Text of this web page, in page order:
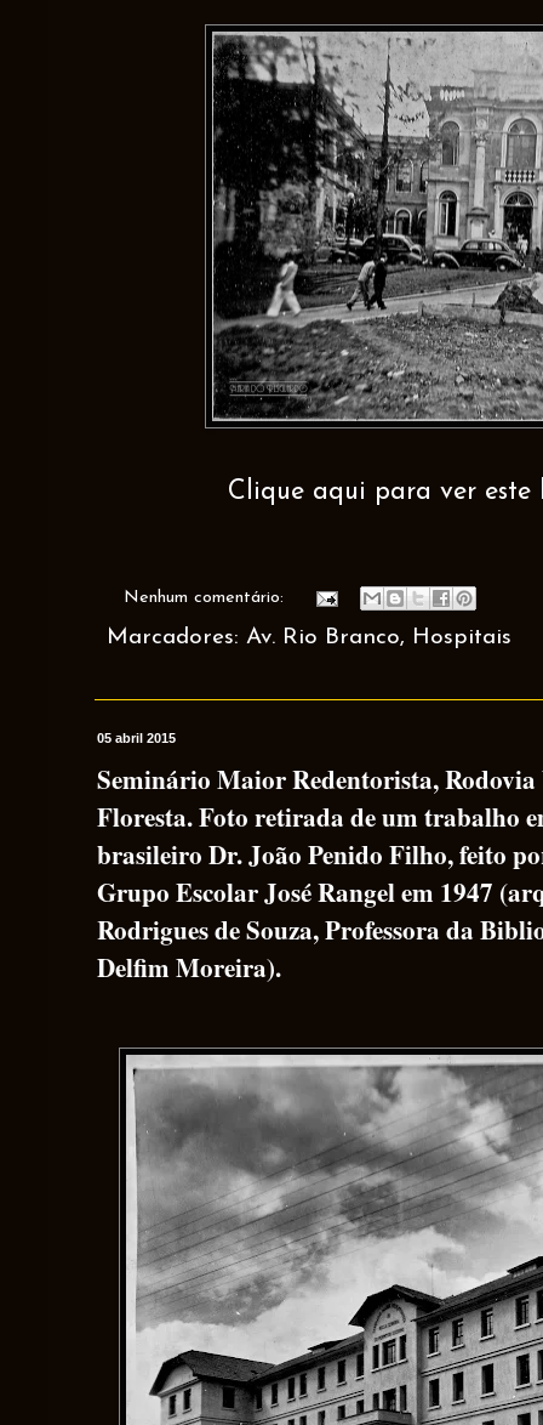
Clique aqui para ver este
Nenhum comentário:
Marcadores: Av. Rio Branco, Hospitais
05 abril 2015
Seminário Maior Redentorista,
Floresta. Foto retirada de um trabalho
brasileiro Dr. João Penido Filho, feito
Grupo Escolar José Rangel em 1947
Rodrigues de Souza, Professora da
Delfim Moreira).